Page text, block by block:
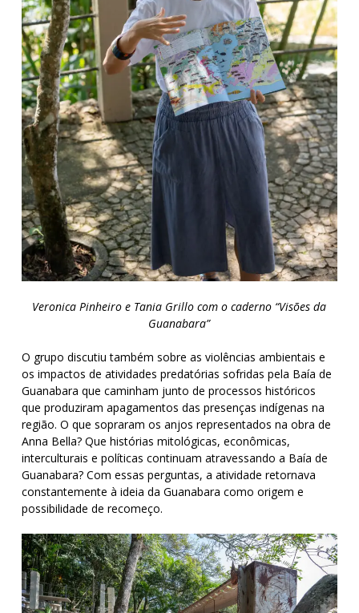
Veronica Pinheiro e Tania Grillo com o caderno “Visões da
Guanabara”
O grupo discutiu também sobre as violências ambientais e
os impactos de atividades predatórias sofridas pela Baía de
Guanabara que caminham junto de processos históricos
que produziram apagamentos das presenças indígenas na
região. O que sopraram os anjos representados na obra de
Anna Bella? Que histórias mitológicas, econômicas,
interculturais e políticas continuam atravessando a Baía de
Guanabara? Com essas perguntas, a atividade retornava
constantemente à ideia da Guanabara como origem e
possibilidade de recomeço.